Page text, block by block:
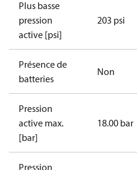
R404AR407C
R404A R407C
Plus basse
pression
active [psi]
203 psi
Présence de
batteries
Non
Pression
active max.
[bar]
18.00 bar
Pression